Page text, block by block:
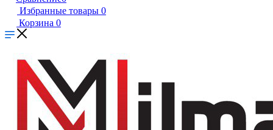
Избранные товары 0
Корзина 0